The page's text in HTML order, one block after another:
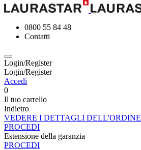
0800 55 84 48
Contatti
Login/Register
Login/Register
Accedi
0
Il tuo carrello
Indietro
VEDERE I DETTAGLI DELL'ORDINE
PROCEDI
Estensione della garanzia
PROCEDI